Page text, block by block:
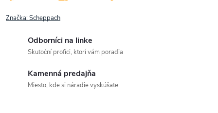
Značka:Scheppach
Odborníci na linke
Skutoční profíci, ktorí vám poradia
Kamenná predajňa
Miesto, kde si náradie vyskúšate